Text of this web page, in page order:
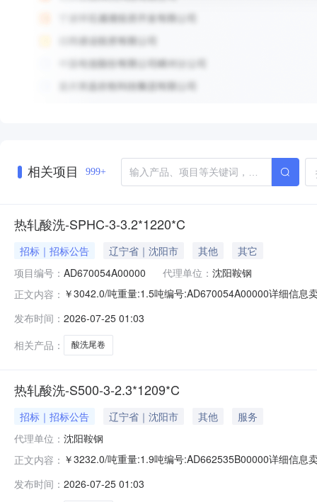
相关项目 999+
热轧酸洗-SPHC-3-3.2*1220*C
招标｜招标公告 辽宁省｜沈阳市 其他
其它
项目编号： AD670054A00000 代理单位： 沈阳鞍钢
正文内容： ￥3042.0/吨重量:1.5吨编号:AD670054A00000详细信息
求产线名称:冷轧1#线锌层重量代码描述:上表面锌层重量
发布时间： 2026-07-25 01:03
相关产品：
酸洗尾卷
热轧酸洗-S500-3-2.3*1209*C
招标｜招标公告 辽宁省｜沈阳市 其他
服务
代理单位： 沈阳鞍钢
正文内容： ￥3232.0/吨重量:1.9吨编号:AD662535B00000详细信息
产线名称:冷轧1#线锌层重量代码描述:上表面锌层重量
发布时间： 2026-07-25 01:03